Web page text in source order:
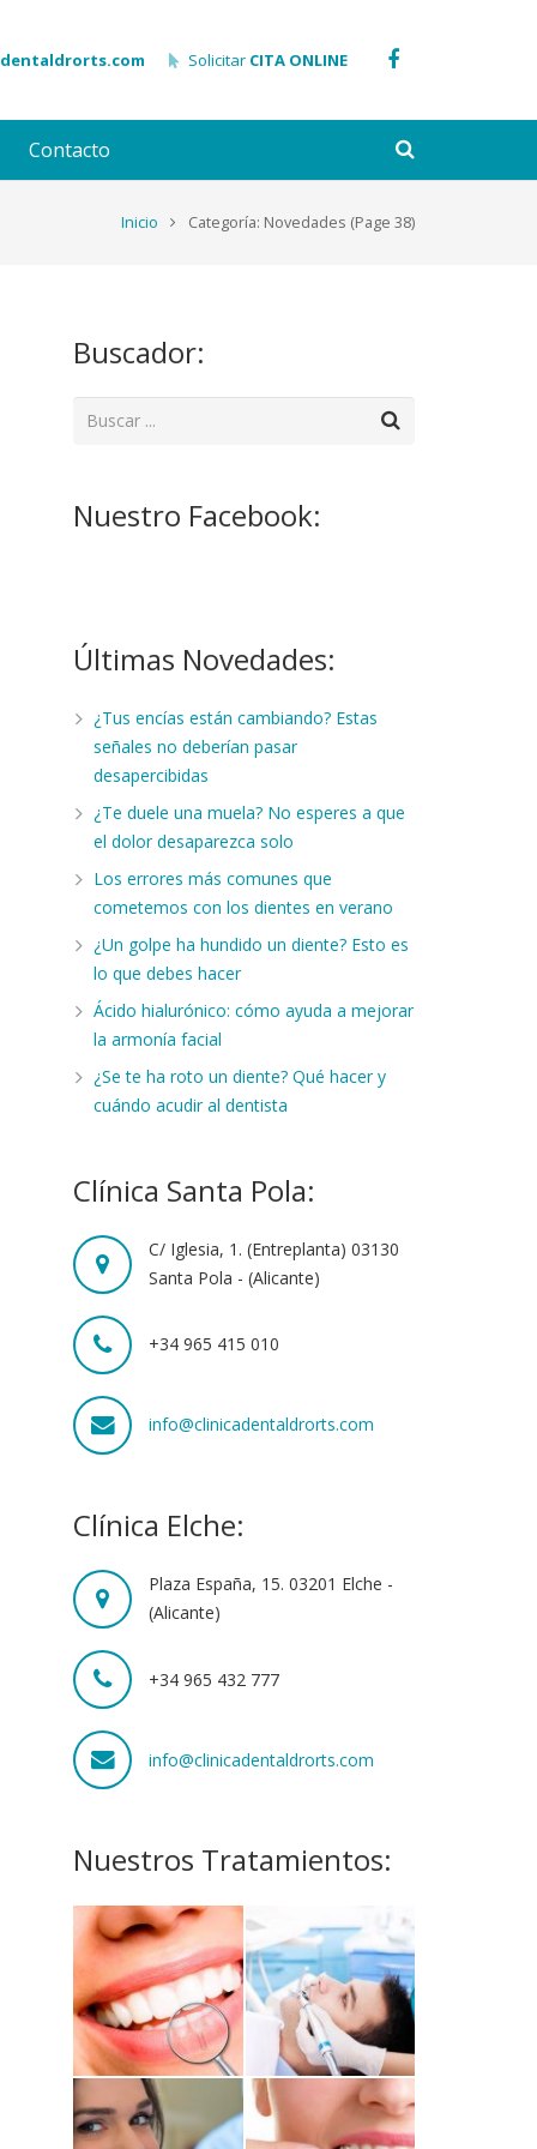
Solicitar CITA ONLINE
Contacto
Inicio Categoría: Novedades (Page 38)
Buscador:
Nuestro Facebook:
Últimas Novedades:
¿Tus encías están cambiando? Estas
señales no deberían pasar
desapercibidas
¿Te duele una muela? No esperes a que
el dolor desaparezca solo
Los errores más comunes que
cometemos con los dientes en verano
¿Un golpe ha hundido un diente? Esto es
lo que debes hacer
Ácido hialurónico: cómo ayuda a mejorar
la armonía facial
¿Se te ha roto un diente? Qué hacer y
cuándo acudir al dentista
Clínica Santa Pola:
C/ Iglesia, 1. (Entreplanta) 03130
Santa Pola - (Alicante)
+34 965 415 010
info@clinicadentaldrorts.com
Clínica Elche:
Plaza España, 15. 03201 Elche -
(Alicante)
+34 965 432 777
info@clinicadentaldrorts.com
Nuestros Tratamientos: